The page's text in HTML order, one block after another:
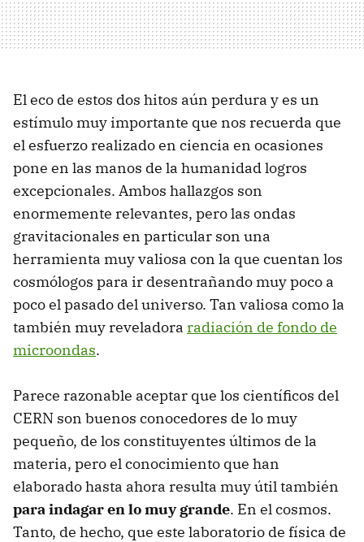
El eco de estos dos hitos aún perdura y es un
estímulo muy importante que nos recuerda que
el esfuerzo realizado en ciencia en ocasiones
pone en las manos de la humanidad logros
excepcionales. Ambos hallazgos son
enormemente relevantes, pero las ondas
gravitacionales en particular son una
herramienta muy valiosa con la que cuentan los
cosmólogos para ir desentrañando muy poco a
poco el pasado del universo. Tan valiosa como la
también muy reveladora radiación de fondo de
microondas.
Parece razonable aceptar que los científicos del
CERN son buenos conocedores de lo muy
pequeño, de los constituyentes últimos de la
materia, pero el conocimiento que han
elaborado hasta ahora resulta muy útil también
para indagar en lo muy grande. En el cosmos.
Tanto, de hecho, que este laboratorio de física de